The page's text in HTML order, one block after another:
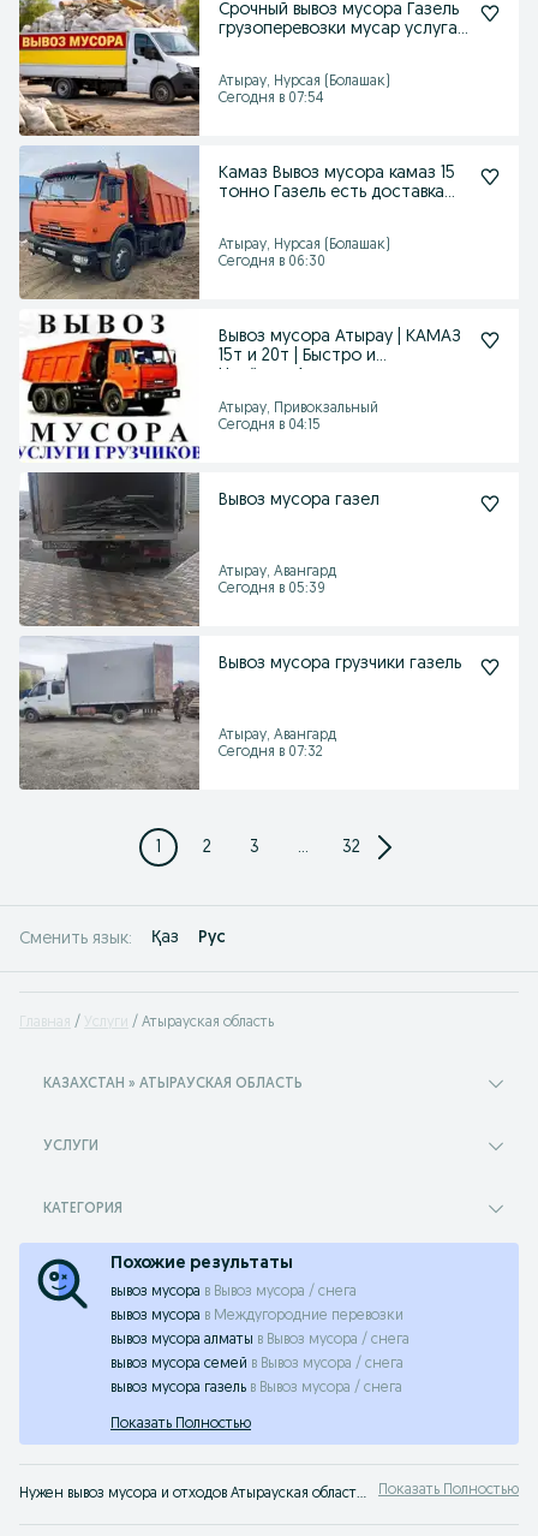
Срочный вывоз мусора Газель
грузоперевозки мусар услуга
Атырау, Нурсая (Болашак)
Сегодня в 07:54
Камаз Вывоз мусора камаз 15
тонно Газель есть доставка
Атырау, Нурсая (Болашак)
Сегодня в 06:30
Вывоз мусора Атырау | КАМАЗ
15т и 20т | Быстро и
Атырау, Привокзальный
Сегодня в 04:15
Вывоз мусора газел
Атырау, Авангард
Сегодня в 05:39
Вывоз мусора грузчики газель
Атырау, Авангард
Сегодня в 07:32
1 2 3 ... 32
Сменить язык: Қаз Рус
Главная Услуги Атырауская область
КАЗАХСТАН » АТЫРАУСКАЯ ОБЛАСТЬ
УСЛУГИ
КАТЕГОРИЯ
Похожие результаты
вывоз мусора в Вывоз мусора / снега
вывоз мусора в Междугородние перевозки
вывоз мусора алматы в Вывоз мусора / снега
вывоз мусора семей в Вывоз мусора / снега
вывоз мусора газель в Вывоз мусора / снега
Показать Полностью
Нужен вывоз мусора и отходов Атырауская область? Услуги для дома и территории ✔️ Доступные цены ✔️ Переходите на сайт! Показать Полностью